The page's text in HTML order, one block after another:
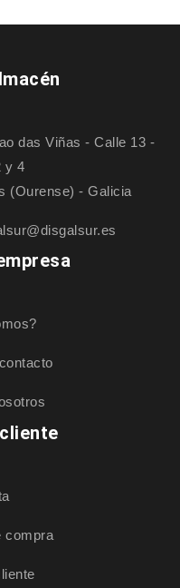
das Viñas - Calle 13 -
y 4
(Ourense) - Galicia
compra